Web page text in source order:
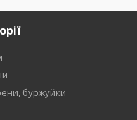
буржуйки